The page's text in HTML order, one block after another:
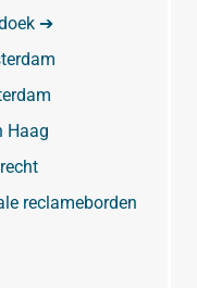
➔
Haag
reclameborden